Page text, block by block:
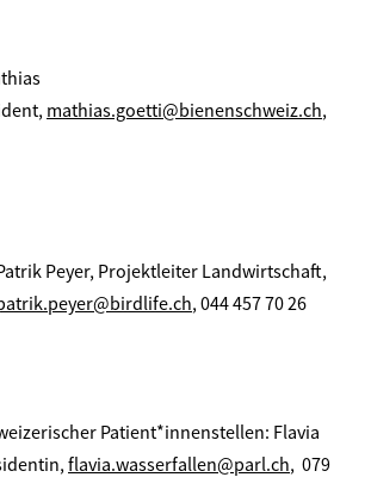
mathias.goetti@bienenschweiz.ch,
Peyer, Projektleiter Landwirtschaft,
, 044 457 70 26
Patient*innenstellen: Flavia
flavia.wasserfallen@parl.ch, 079